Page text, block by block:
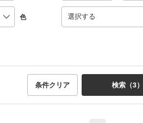
色 選択する
条件クリア 検索（3）